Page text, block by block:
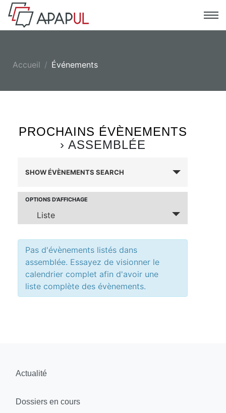
Accueil Événements
PROCHAINS ÉVÈNEMENTS
› ASSEMBLÉE
SEARCH
VIEWS
NAVIGATION
SHOW ÉVÈNEMENTS SEARCH
Évènement
Views
Navigation
OPTIONS D'AFFICHAGE
Liste
Pas d'évènements listés dans
assemblée. Essayez de visionner le
calendrier complet afin d'avoir une
liste complète des évènements.
Actualité
Dossiers en cours